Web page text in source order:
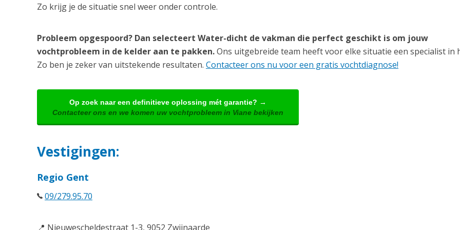
Zo krijg je de situatie snel weer onder controle.
Probleem opgespoord? Dan selecteert Water-dicht de vakman die perfect geschikt is om jouw
vochtprobleem in de kelder aan te pakken.Ons uitgebreide team heeft voor elke situatie een specialist in
Zo ben je zeker van uitstekende resultaten. Contacteer ons nu voor een gratis vochtdiagnose!
Op zoek naar een definitieve oplossing mét garantie? →
Contacteer ons en we komen uw vochtprobleem in Viane bekijken
Vestigingen:
Regio Gent
09/279.95.70
📍 Nieuwescheldestraat 1-3, 9052 Zwijnaarde